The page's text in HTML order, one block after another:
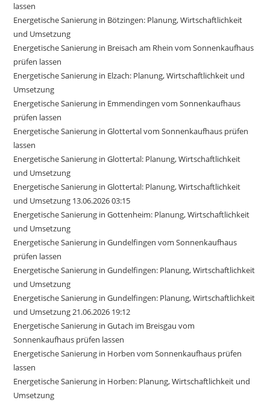
lassen
Energetische Sanierung in Bötzingen: Planung, Wirtschaftlichkeit
und Umsetzung
Energetische Sanierung in Breisach am Rhein vom Sonnenkaufhaus
prüfen lassen
Energetische Sanierung in Elzach: Planung, Wirtschaftlichkeit und
Umsetzung
Energetische Sanierung in Emmendingen vom Sonnenkaufhaus
prüfen lassen
Energetische Sanierung in Glottertal vom Sonnenkaufhaus prüfen
lassen
Energetische Sanierung in Glottertal: Planung, Wirtschaftlichkeit
und Umsetzung
Energetische Sanierung in Glottertal: Planung, Wirtschaftlichkeit
und Umsetzung 13.06.2026 03:15
Energetische Sanierung in Gottenheim: Planung, Wirtschaftlichkeit
und Umsetzung
Energetische Sanierung in Gundelfingen vom Sonnenkaufhaus
prüfen lassen
Energetische Sanierung in Gundelfingen: Planung, Wirtschaftlichkeit
und Umsetzung
Energetische Sanierung in Gundelfingen: Planung, Wirtschaftlichkeit
und Umsetzung 21.06.2026 19:12
Energetische Sanierung in Gutach im Breisgau vom
Sonnenkaufhaus prüfen lassen
Energetische Sanierung in Horben vom Sonnenkaufhaus prüfen
lassen
Energetische Sanierung in Horben: Planung, Wirtschaftlichkeit und
Umsetzung